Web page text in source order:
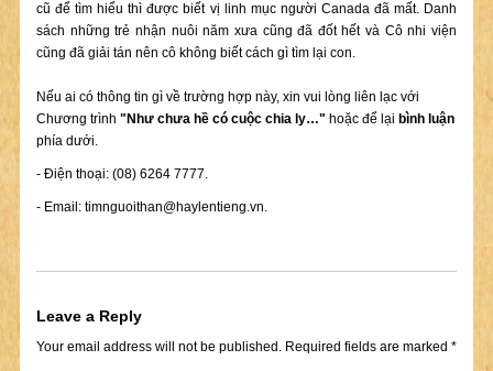
cũ để tìm hiểu thì được biết vị linh mục người Canada đã mất. Danh
sách những trẻ nhận nuôi năm xưa cũng đã đốt hết và Cô nhi viện
cũng đã giải tán nên cô không biết cách gì tìm lại con.
Nếu ai có thông tin gì về trường hợp này, xin vui lòng liên lạc với
Chương trình "Như chưa hề có cuộc chia ly…" hoặc để lại bình luận
phía dưới.
- Điện thoại: (08) 6264 7777.
- Email: timnguoithan@haylentieng.vn.
Leave a Reply
Your email address will not be published.Required fields are marked *